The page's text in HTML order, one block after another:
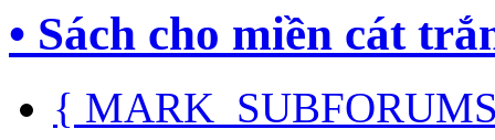
• Sách cho miền cát
{